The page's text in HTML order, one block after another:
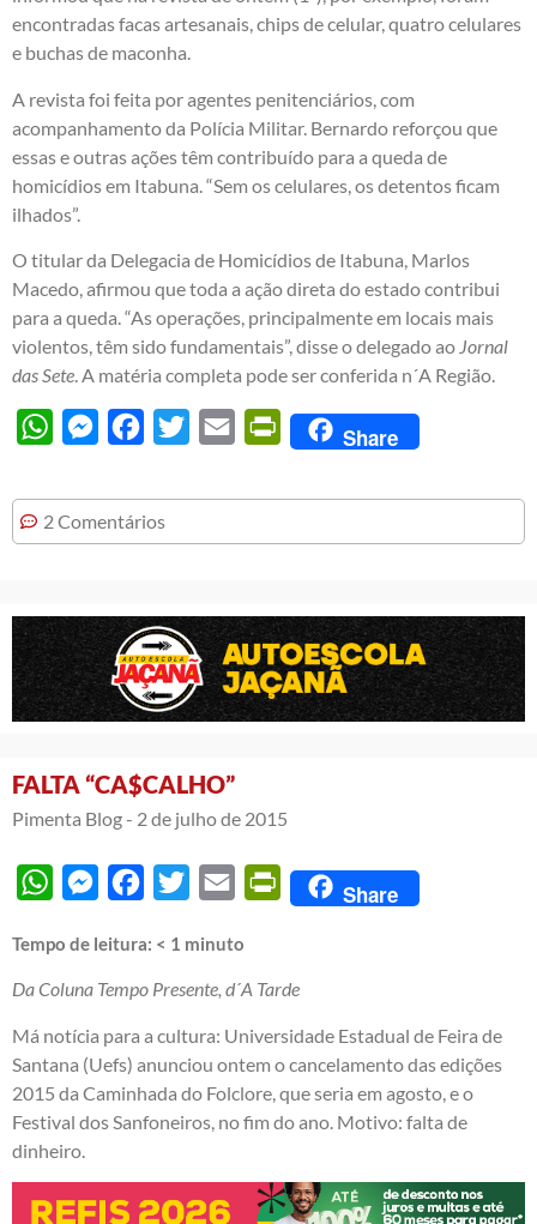
encontradas facas artesanais, chips de celular, quatro celulares
e buchas de maconha.
A revista foi feita por agentes penitenciários, com
acompanhamento da Polícia Militar. Bernardo reforçou que
essas e outras ações têm contribuído para a queda de
homicídios em Itabuna. “Sem os celulares, os detentos ficam
ilhados”.
O titular da Delegacia de Homicídios de Itabuna, Marlos
Macedo, afirmou que toda a ação direta do estado contribui
para a queda. “As operações, principalmente em locais mais
violentos, têm sido fundamentais”, disse o delegado ao Jornal
das Sete. A matéria completa pode ser conferida n´A Região.
WhatsAppMessengerFacebook
Twitter Email PrintFriendly
Share
2 Comentários
FALTA “CA$CALHO”
Pimenta Blog - 2 de julho de 2015
WhatsAppMessengerFacebook
Twitter Email PrintFriendly
Share
Tempo de leitura: < 1 minuto
Da Coluna Tempo Presente, d´A Tarde
Má notícia para a cultura: Universidade Estadual de Feira de
Santana (Uefs) anunciou ontem o cancelamento das edições
2015 da Caminhada do Folclore, que seria em agosto, e o
Festival dos Sanfoneiros, no fim do ano. Motivo: falta de
dinheiro.